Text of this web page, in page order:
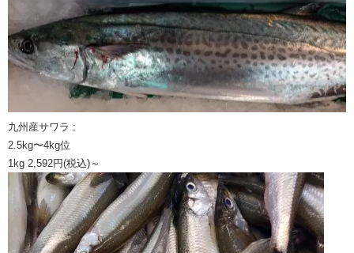
九州産サワラ :
2.5kg〜4kg位
1kg 2,592円(税込)～